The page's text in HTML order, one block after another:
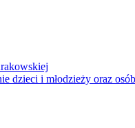
dzieci i młodzieży oraz